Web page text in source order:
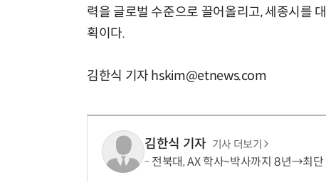
력을 글로벌 수준으로 끌어올리고, 세종시를
획이다.
김한식 기자 hskim@etnews.com
김한식 기자 기사 더보기
전북대, AX 학사~박사까지 8년→최